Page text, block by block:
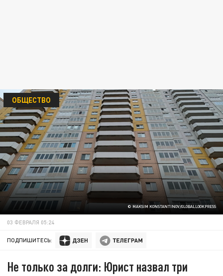
© MAKSIM KONSTANTINOV/GLOBALLOOKPRESS
ОБЩЕСТВО
03 ФЕВРАЛЯ 05:24
ПОДПИШИТЕСЬ:
Не только за долги: Юрист назвал три